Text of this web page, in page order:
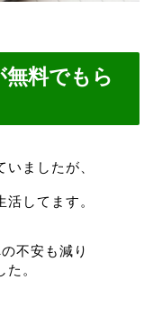
料でもら
ましたが、
してます。
不安も減り
。